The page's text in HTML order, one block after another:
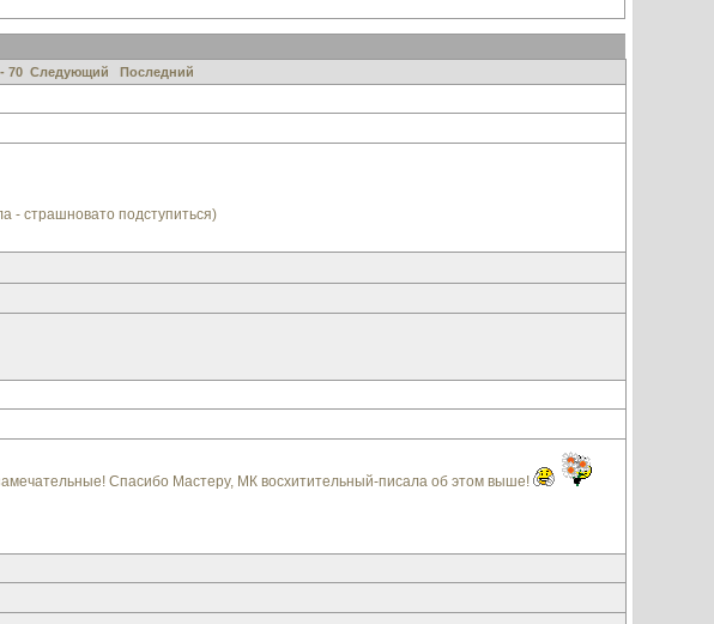
70 Следующий Последний
- страшновато подступиться)
Спасибо Мастеру, МК восхитительный-писала об этом выше!